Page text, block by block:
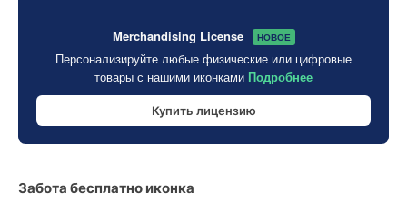
Merchandising License НОВОЕ
Персонализируйте любые физические или цифровые
товары с нашими иконками Подробнее
Купить лицензию
Забота бесплатно иконка